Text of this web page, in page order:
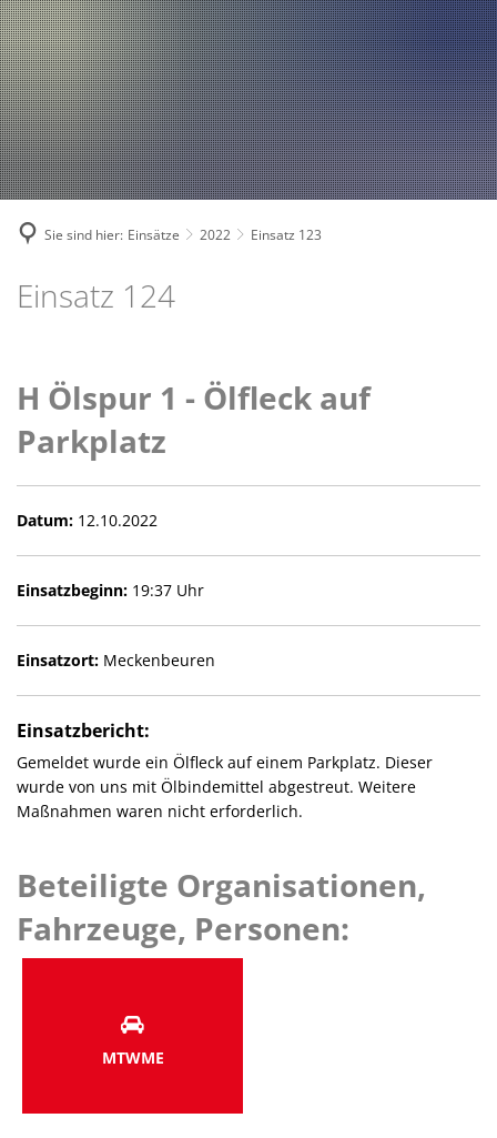
2024
2023
2022
2021
Fachgebiete und
Mannschaft
Jugend
Spielmannszug
Mitglied werden
A
A
A
Sie sind hier: Einsätze 2022 Einsatz 123
Einsatz 124
H Ölspur 1 - Ölfleck auf
Parkplatz
Datum: 12.10.2022
Einsatzbeginn: 19:37 Uhr
Einsatzort: Meckenbeuren
Einsatzbericht:
Gemeldet wurde ein Ölfleck auf einem Parkplatz. Dieser
wurde von uns mit Ölbindemittel abgestreut. Weitere
Maßnahmen waren nicht erforderlich.
Beteiligte Organisationen,
Fahrzeuge, Personen:
MTWME